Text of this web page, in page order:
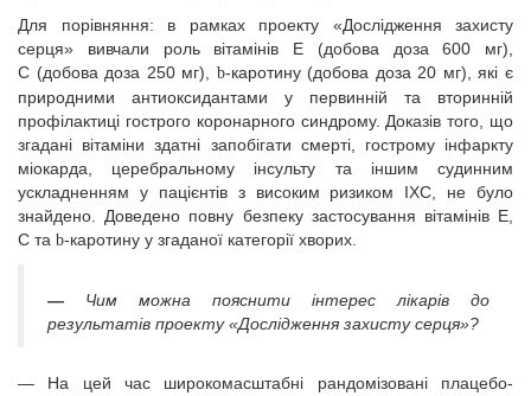
Для порівняння: в рамках проекту «Дослідження захисту
серця» вивчали роль вітамінів Е (добова доза 600 мг),
С (добова доза 250 мг), b-каротину (добова доза 20 мг), які є
природними антиоксидантами у первинній та вторинній
профілактиці гострого коронарного синдрому. Доказів того, що
згадані вітаміни здатні запобігати смерті, гострому інфаркту
міокарда, церебральному інсульту та іншим судинним
ускладненням у пацієнтів з високим ризиком ІХС, не було
знайдено. Доведено повну безпеку застосування вітамінів Е,
С та b-каротину у згаданої категорії хворих.
— Чим можна пояснити інтерес лікарів до
результатів проекту «Дослідження захисту серця»?
— На цей час широкомасштабні рандомізовані плацебо-